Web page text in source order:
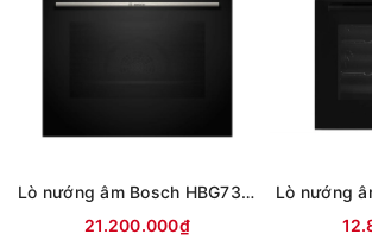
Lò nướng âm Bosch HBG7341B1 71 lít
21.200.000₫